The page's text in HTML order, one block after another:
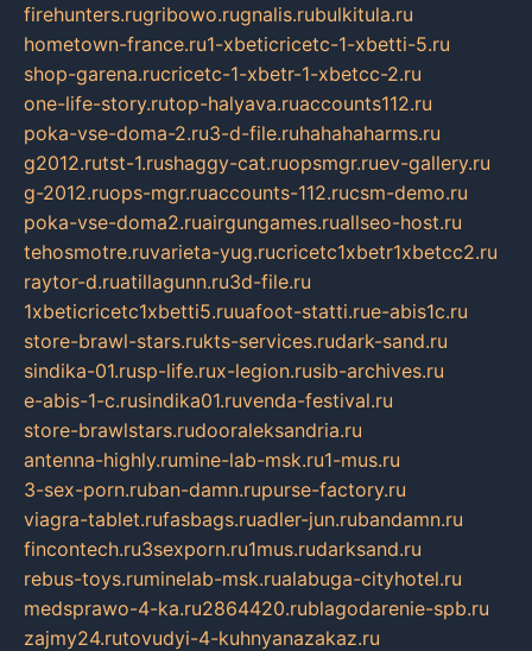
firehunters.rugribowo.rugnalis.rubulkitula.ru
hometown-france.ru1-xbeticricetc-1-xbetti-5.ru
shop-garena.rucricetc-1-xbetr-1-xbetcc-2.ru
one-life-story.rutop-halyava.ruaccounts112.ru
poka-vse-doma-2.ru3-d-file.ruhahahaharms.ru
g2012.rutst-1.rushaggy-cat.ruopsmgr.ruev-gallery.ru
g-2012.ruops-mgr.ruaccounts-112.rucsm-demo.ru
poka-vse-doma2.ruairgungames.ruallseo-host.ru
tehosmotre.ruvarieta-yug.rucricetc1xbetr1xbetcc2.ru
raytor-d.ruatillagunn.ru3d-file.ru
1xbeticricetc1xbetti5.ruuafoot-statti.rue-abis1c.ru
store-brawl-stars.rukts-services.rudark-sand.ru
sindika-01.rusp-life.rux-legion.rusib-archives.ru
e-abis-1-c.rusindika01.ruvenda-festival.ru
store-brawlstars.rudooraleksandria.ru
antenna-highly.rumine-lab-msk.ru1-mus.ru
3-sex-porn.ruban-damn.rupurse-factory.ru
viagra-tablet.rufasbags.ruadler-jun.rubandamn.ru
fincontech.ru3sexporn.ru1mus.rudarksand.ru
rebus-toys.ruminelab-msk.rualabuga-cityhotel.ru
medsprawo-4-ka.ru2864420.rublagodarenie-spb.ru
zajmy24.rutovudyi-4-kuhnyanazakaz.ru